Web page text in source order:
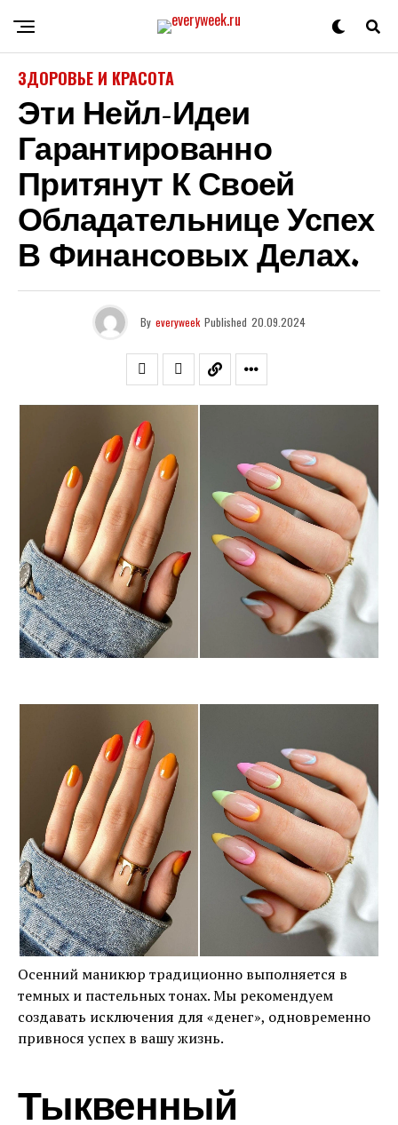
ЗДОРОВЬЕ И КРАСОТА
Эти Нейл-Идеи
Гарантированно
Притянут К Своей
Обладательнице Успех
В Финансовых Делах.
By everyweek Published 20.09.2024
Осенний маникюр традиционно выполняется в
темных и пастельных тонах. Мы рекомендуем
создавать исключения для «денег», одновременно
привнося успех в вашу жизнь.
Тыквенный